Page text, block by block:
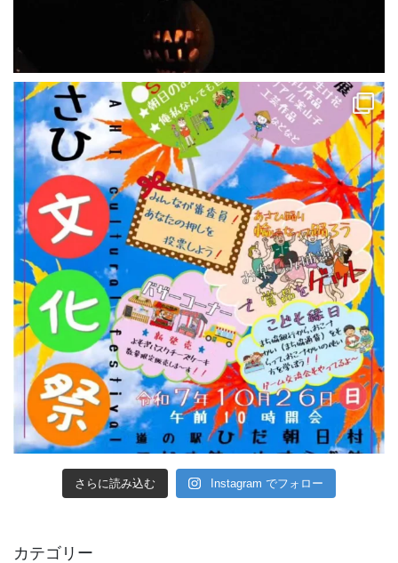
さらに読み込む Instagram でフォロー
カテゴリー